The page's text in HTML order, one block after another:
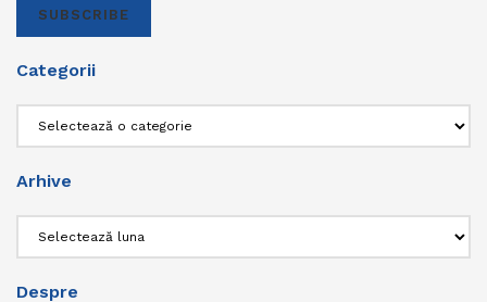
SUBSCRIBE
Categorii
Arhive
Despre